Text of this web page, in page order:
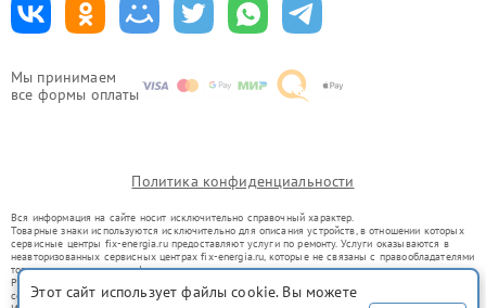
Мы принимаем
все формы оплаты
Политика конфиденциальности
Вся информация на сайте носит исключительно справочный характер.
Товарные знаки используются исключительно для описания устройств, в отношении которых
сервисные центры fix-energia.ru предоставляют услуги по ремонту. Услуги оказываются в
неавторизованных сервисных центрах fix-energia.ru, которые не связаны с правообладателями
товарных знаков или их официальными представителями.
Ремонт осуществляется для устройств, уже введенных в гражданский оборот в соответствии
со статьей 1487 ГК РФ.
Этот сайт использует файлы cookie. Вы можете